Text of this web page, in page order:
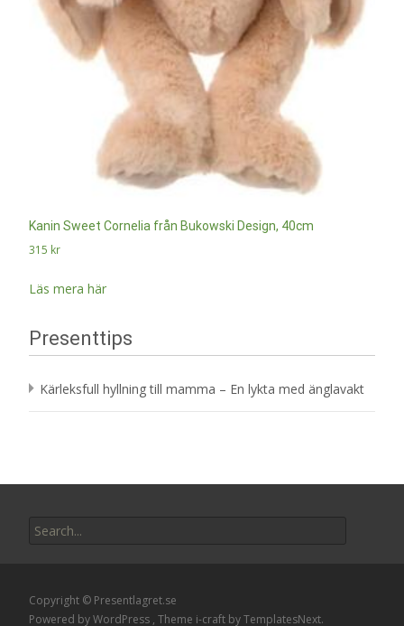
Kanin Sweet Cornelia från Bukowski Design, 40cm
315 kr
Läs mera här
Presenttips
Kärleksfull hyllning till mamma – En lykta med änglavakt
for:
Copyright © Presentlagret.se
Powered by WordPress , Theme i-craft by TemplatesNext.